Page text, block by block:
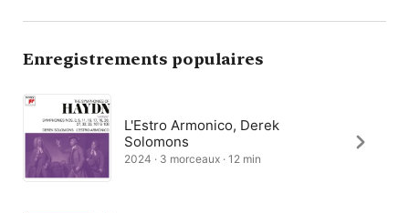
Enregistrements populaires
L'Estro Armonico, Derek
Solomons
2024 · 3 morceaux · 12 min